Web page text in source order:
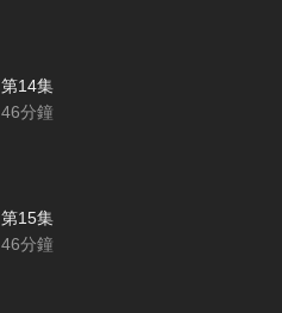
第14集
46分鐘
第15集
46分鐘